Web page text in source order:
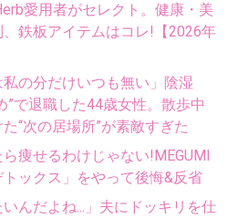
愛用者がセレクト。健康・美
鉄板アイテムはコレ!【2026年
の分だけいつも無い」陰湿
”で退職した44歳女性。散歩中
“次の居場所”が素敵すぎた
痩せるわけじゃない!MEGUMI
ックス」をやって後悔&反省
んだよね...」夫にドッキリを仕